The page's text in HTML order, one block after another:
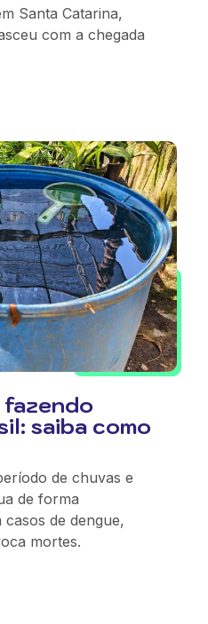
Santa Catarina,
com a chegada
fazendo
saiba como
de chuvas e
de forma
de dengue,
mortes.